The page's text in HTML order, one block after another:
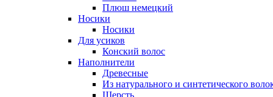
Плюш немецкий
Носики
Носики
Для усиков
Конский волос
Наполнители
Древесные
Из натурального и синтетического
Шерсть